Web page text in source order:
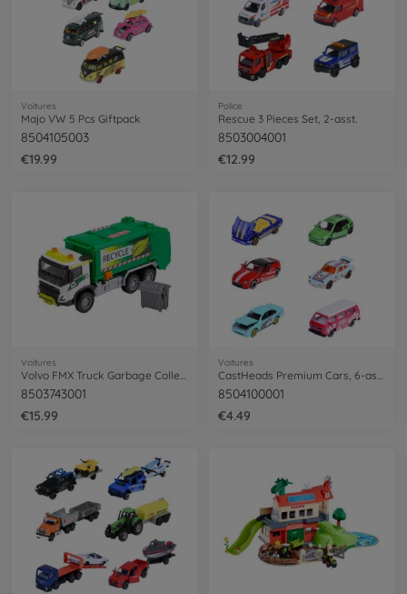
Voitures
Majo VW 5 Pcs Giftpack
8504105003
€19.99
Police
Rescue 3 Pieces Set, 2-asst.
8503004001
€12.99
Voitures
Volvo FMX Truck Garbage Collector
8503743001
€15.99
Voitures
CastHeads Premium Cars, 6-asst.
8504100001
€4.49